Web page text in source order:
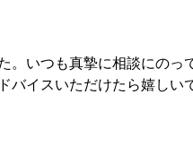
いつも真摯に相談にのっ
イスいただけたら嬉しい